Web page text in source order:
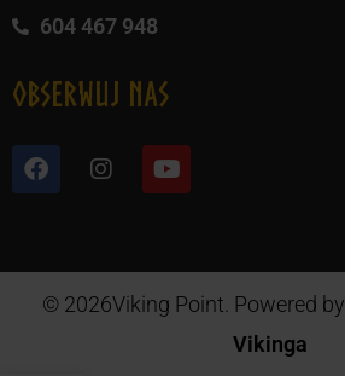
604 467 948
obserwuj nas
© 2026Viking Point. Powered by
Vikinga